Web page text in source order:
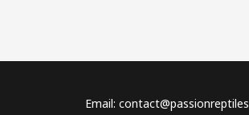
Email: